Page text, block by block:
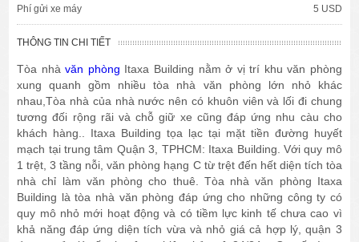
Phí gửi xe máy 5 USD
THÔNG TIN CHI TIẾT
Tòa nhàvăn phòng Itaxa Building nằm ở vị trí khu văn phòng
xung quanh gồm nhiều tòa nhà văn phòng lớn nhỏ khác
nhau,Tòa nhà của nhà nước nên có khuôn viên và lối đi chung
tương đối rộng rãi và chỗ giữ xe cũng đáp ứng nhu càu cho
khách hàng.. Itaxa Building tọa lạc tại mặt tiền đường huyết
mạch tại trung tâm Quận 3, TPHCM: Itaxa Building. Với quy mô
1 trệt, 3 tầng nỗi, văn phòng hạng C từ trệt đến hết diện tích tòa
nhà chỉ làm văn phòng cho thuê. Tòa nhà văn phòng Itaxa
Building là tòa nhà văn phòng đáp ứng cho những công ty có
quy mô nhỏ mới hoạt động và có tiềm lực kinh tế chưa cao vì
khả năng đáp ứng diện tích vừa và nhỏ giá cả hợp lý, quận 3